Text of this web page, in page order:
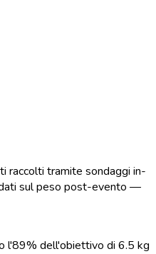
raccolti tramite sondaggi in-
dati sul peso post-evento —
l'89% dell'obiettivo di 6.5 kg